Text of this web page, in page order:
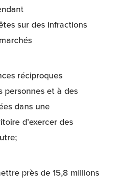
sur des infractions
réciproques
personnes et à des
dans une
d’exercer des
près de 15,8 millions